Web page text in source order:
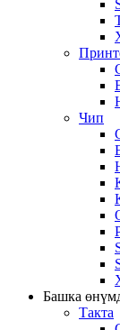
Чип
Башка
Такта